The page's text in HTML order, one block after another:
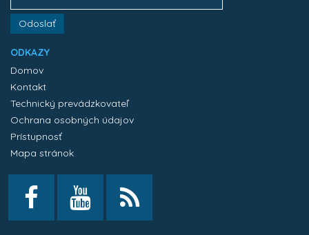
Odoslať
ODKAZY
Domov
Kontakt
Technický prevádzkovateľ
Ochrana osobných údajov
Prístupnosť
Mapa stránok